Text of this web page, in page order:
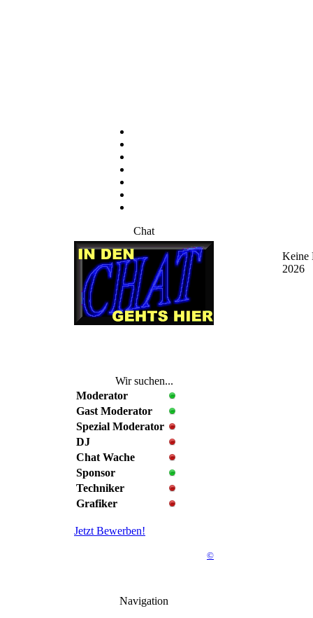
Chat
Wir suchen...
Moderator
Gast Moderator
Spezial Moderator
DJ
Chat Wache
Sponsor
Techniker
Grafiker
Jetzt Bewerben!
©
Navigation
Keine
2026